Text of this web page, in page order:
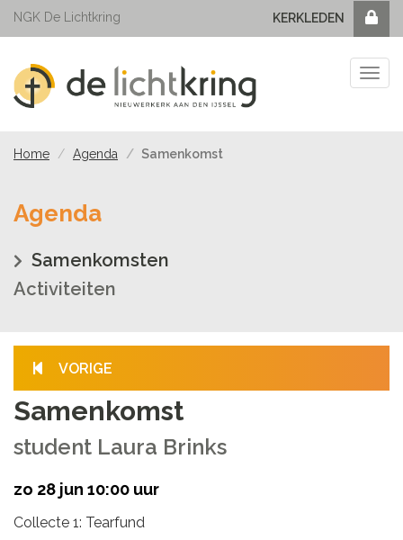
NGK De Lichtkring KERKLEDEN
Home Agenda Samenkomst
Agenda
Samenkomsten
Activiteiten
VORIGE
Samenkomst
student Laura Brinks
zo 28 jun 10:00 uur
Collecte 1: Tearfund